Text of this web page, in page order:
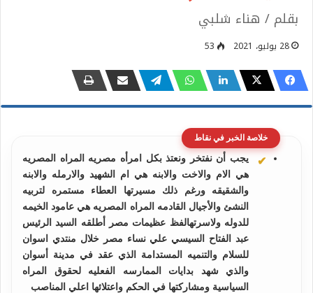
بقلم / هناء شلبي
28 يوليو، 2021 53
خلاصة الخبر في نقاط
يجب أن نفتخر ونعتذ بكل امرأه مصريه المراه المصريه
هي الام والاخت والابنه هي ام الشهيد والارمله والابنه
والشقيقه ورغم ذلك مسيرتها العطاء مستمره لتربيه
النشئ والأجيال القادمه المراه المصريه هي عامود الخيمه
للدوله ولاسرتهالفظ عظيمات مصر أطلقه السيد الرئيس
عبد الفتاح السيسي علي نساء مصر خلال منتدي اسوان
للسلام والتنميه المستدامة الذي عقد في مدينة أسوان
والذي شهد بدايات الممارسه الفعليه لحقوق المراه
السياسية ومشاركتها في الحكم واعتلائها اعلي المناصب